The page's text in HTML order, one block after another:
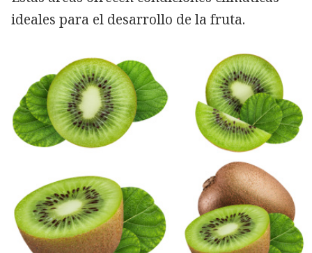
ideales para el desarrollo de la fruta.